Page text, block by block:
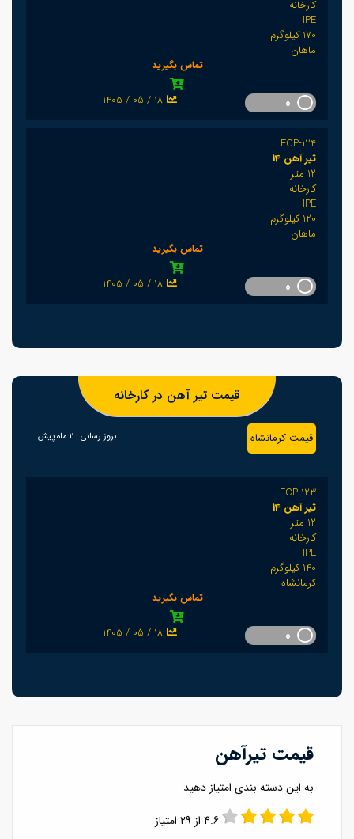
کارخانه
IPE
170 کیلوگرم
ماهان
تماس بگیرید
1405 / 05 / 18
FCP-124
تیر آهن 14
12 متر
کارخانه
IPE
120 کیلوگرم
ماهان
تماس بگیرید
1405 / 05 / 18
قیمت تیر آهن در کارخانه
قیمت کرمانشاه بروز رسانی : 2 ماه پیش
FCP-123
تیر آهن 14
12 متر
کارخانه
IPE
140 کیلوگرم
کرمانشاه
تماس بگیرید
1405 / 05 / 18
قیمت تیرآهن
به این دسته بندی امتیاز دهید
4.6 از 29 امتیاز